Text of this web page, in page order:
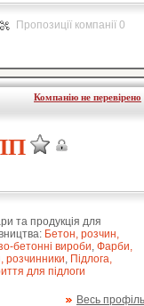
Пропозиції компанії 0
Компанію не перевірено
та продукція для
Бетон, розчин,
бетонні вироби, Фарби,
розчинники, Підлога,
для підлоги
Весь профіль